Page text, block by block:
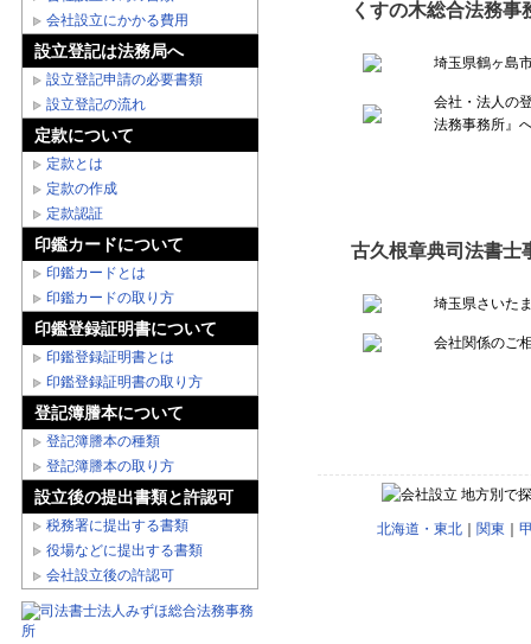
会社設立にかかる費用
設立登記は法務局へ
設立登記申請の必要書類
設立登記の流れ
定款について
定款とは
定款の作成
定款認証
印鑑カードについて
印鑑カードとは
印鑑カードの取り方
印鑑登録証明書について
印鑑登録証明書とは
印鑑登録証明書の取り方
登記簿謄本について
登記簿謄本の種類
登記簿謄本の取り方
設立後の提出書類と許認可
税務署に提出する書類
役場などに提出する書類
会社設立後の許認可
くすの木総合法務事
埼玉県鶴ヶ島
会社・法人の
法務事務所』
古久根章典司法書士
埼玉県さいた
会社関係のご
地方別で
北海道・東北 関東